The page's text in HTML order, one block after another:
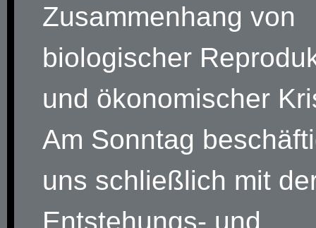
Zusammenhang von
biologischer
und ökonomischer
Am Sonntag
uns schließlich mit
Entstehungs- und